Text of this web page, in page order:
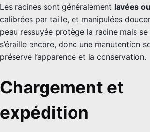
Les racines sont généralement lavées
calibrées par taille, et manipulées
peau ressuyée protège la racine mais
s’éraille encore, donc une manutention
préserve l’apparence et la conservation.
Chargement et
expédition